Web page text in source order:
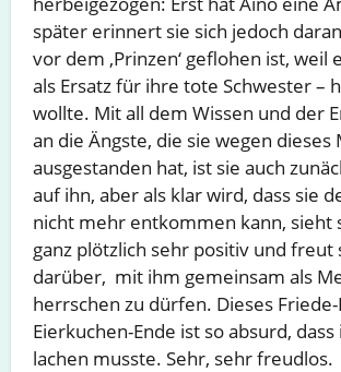
später erinnert sie sich jedoch
vor dem ‚Prinzen‘ geflohen ist, weil
als Ersatz für ihre tote Schwester –
wollte. Mit all dem Wissen und der
an die Ängste, die sie wegen dieses
ausgestanden hat, ist sie auch
auf ihn, aber als klar wird, dass sie
nicht mehr entkommen kann, sieht
ganz plötzlich sehr positiv und freut
darüber, mit ihm gemeinsam als
herrschen zu dürfen. Dieses
Eierkuchen-Ende ist so absurd, dass
lachen musste. Sehr, sehr freudlos.